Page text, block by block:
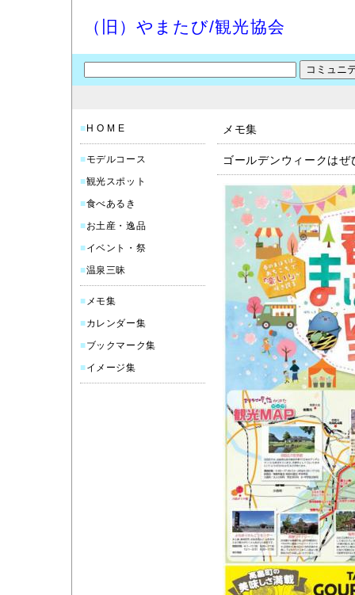
（旧）やまたび/観光協会
■ H O M E
■モデルコース
■観光スポット
■食べあるき
■お土産・逸品
■イベント・祭
■温泉三昧
■ メモ集
■カレンダー集
■ブックマーク集
■イメージ集
メモ集
ゴールデンウィークはぜ